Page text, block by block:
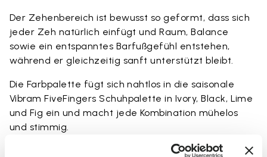
Der Zehenbereich ist bewusst so geformt, dass sich
jeder Zeh natürlich einfügt und Raum, Balance
sowie ein entspanntes Barfußgefühl entstehen,
während er gleichzeitig sanft unterstützt bleibt.
Die Farbpalette fügt sich nahtlos in die saisonale
Vibram FiveFingers Schuhpalette in Ivory, Black, Lime
und Fig ein und macht jede Kombination mühelos
und stimmig.
Erhältlich in drei Höhen, passend zu deinem täglichen